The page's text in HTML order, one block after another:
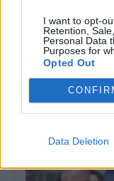
I want to opt-
Retention,
Personal Data
Purposes for
Opted Out
Data Deletion
Fortaleza de
de agosto
A Fortaleza de
30 Julho, 2026 - 20:00